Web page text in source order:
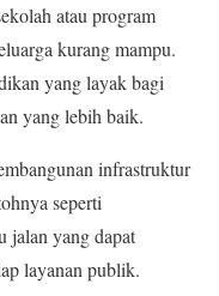
atau program
kurang mampu.
yang layak bagi
yang lebih baik.
infrastruktur
seperti
jalan yang dapat
layanan publik.